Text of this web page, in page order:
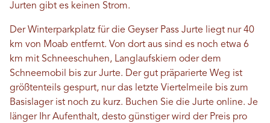
Jurten gibt es keinen Strom.
Der Winterparkplatz für die Geyser Pass Jurte liegt nur 40
km von Moab entfernt. Von dort aus sind es noch etwa 6
km mit Schneeschuhen, Langlaufskiern oder dem
Schneemobil bis zur Jurte. Der gut präparierte Weg ist
größtenteils gespurt, nur das letzte Viertelmeile bis zum
Basislager ist noch zu kurz. Buchen Sie die Jurte online. Je
länger Ihr Aufenthalt, desto günstiger wird der Preis pro